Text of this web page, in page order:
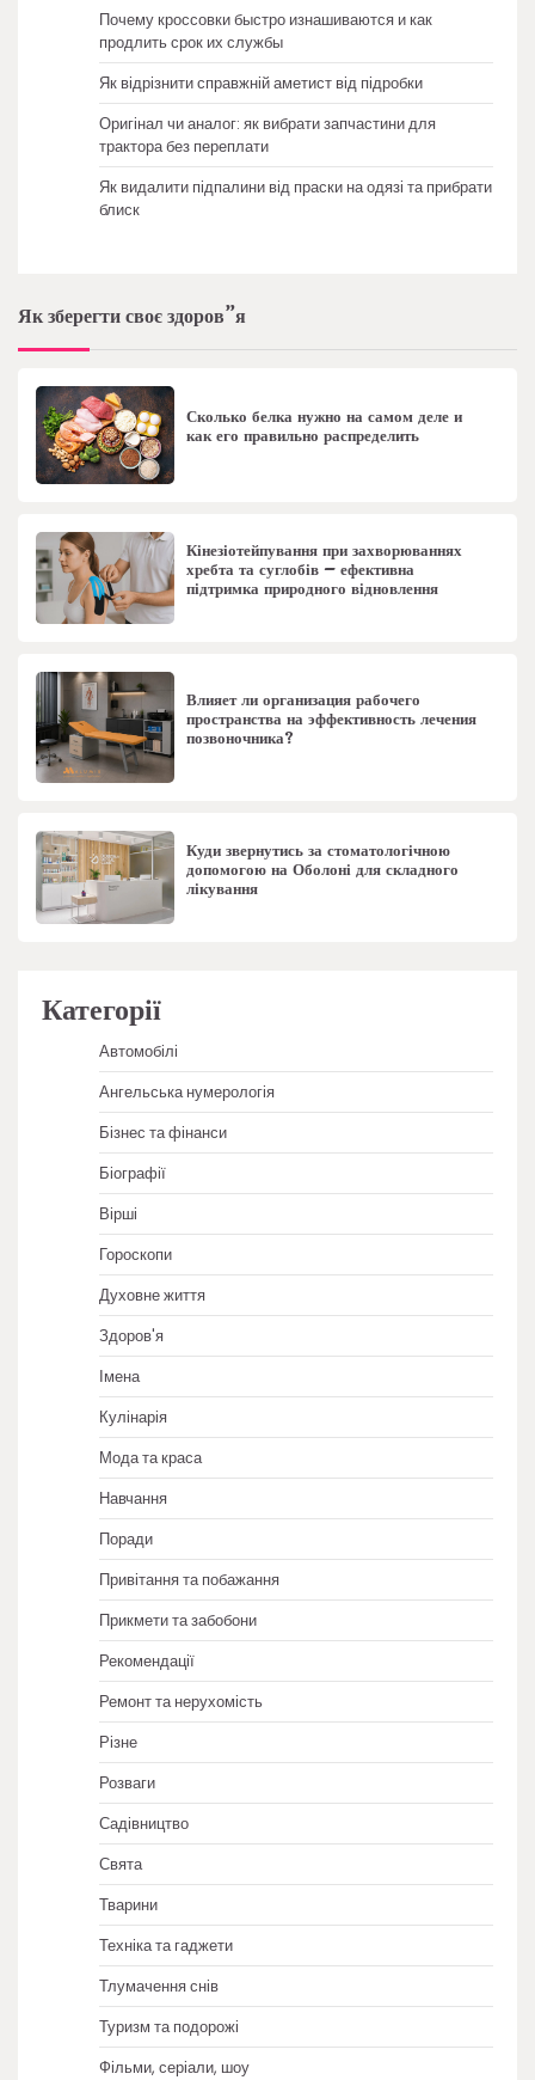
Почему кроссовки быстро изнашиваются и как
продлить срок их службы
Як відрізнити справжній аметист від підробки
Оригінал чи аналог: як вибрати запчастини для
трактора без переплати
Як видалити підпалини від праски на одязі та прибрати
блиск
Як зберегти своє здоров”я
Сколько белка нужно на самом деле и
как его правильно распределить
Кінезіотейпування при захворюваннях
хребта та суглобів – ефективна
підтримка природного відновлення
Влияет ли организация рабочего
пространства на эффективность лечения
позвоночника?
Куди звернутись за стоматологічною
допомогою на Оболоні для складного
лікування
Категорії
Автомобілі
Ангельська нумерологія
Бізнес та фінанси
Біографії
Вірші
Гороскопи
Духовне життя
Здоров'я
Імена
Кулінарія
Мода та краса
Навчання
Поради
Привітання та побажання
Прикмети та забобони
Рекомендації
Ремонт та нерухомість
Різне
Розваги
Садівництво
Свята
Тварини
Техніка та гаджети
Тлумачення снів
Туризм та подорожі
Фільми, серіали, шоу